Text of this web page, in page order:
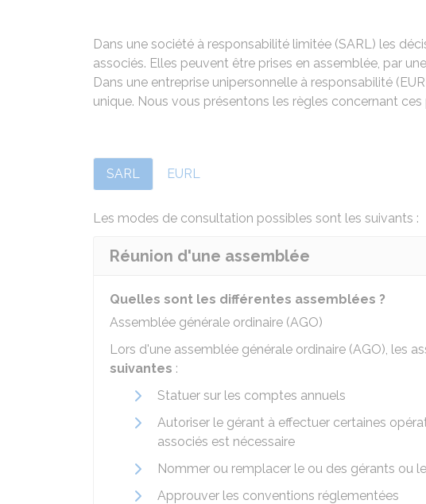
Dans une société à responsabilité limitée (SARL) les
associés. Elles peuvent être prises en assemblée, par
Dans une entreprise unipersonnelle à responsabilité (
unique. Nous vous présentons les règles concernant ces
SARL EURL
Les modes de consultation possibles sont les suivants :
Réunion d'une assemblée
Quelles sont les différentes assemblées ?
Assemblée générale ordinaire (AGO)
Lors d'une assemblée générale ordinaire (AGO), les
suivantes :
Statuer sur les comptes annuels
Autoriser le gérant à effectuer certaines
associés est nécessaire
Nommer ou remplacer le ou des gérants ou
Approuver les conventions réglementées